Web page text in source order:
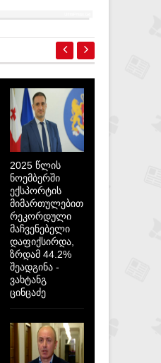
2025 წლის
ნოემბერში
ექსპორტის
მიმართულებით
რეკორდული
მაჩვენებელი
დაფიქსირდა,
ზრდამ 44.2%
შეადგინა -
ვახტანგ
ცინცაძე